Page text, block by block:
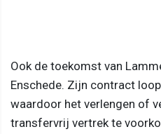
Ook de toekomst van
Enschede. Zijn contract
waardoor het verlengen of
transfervrij vertrek te